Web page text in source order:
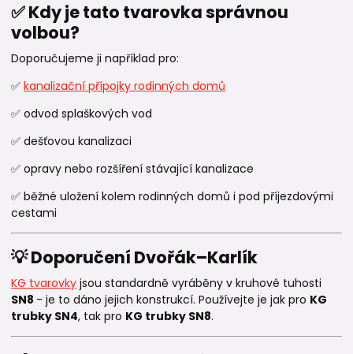
✅ Kdy je tato tvarovka správnou
volbou?
Doporučujeme ji například pro:
✅ kanalizační přípojky rodinných domů
✅ odvod splaškových vod
✅ dešťovou kanalizaci
✅ opravy nebo rozšíření stávající kanalizace
✅ běžné uložení kolem rodinných domů i pod příjezdovými
cestami
💡 Doporučení Dvořák–Karlík
KG tvarovky jsou standardně vyráběny v kruhové tuhosti
SN8 - je to dáno jejich konstrukcí. Používejte je jak pro KG
trubky SN4, tak pro KG trubky SN8.